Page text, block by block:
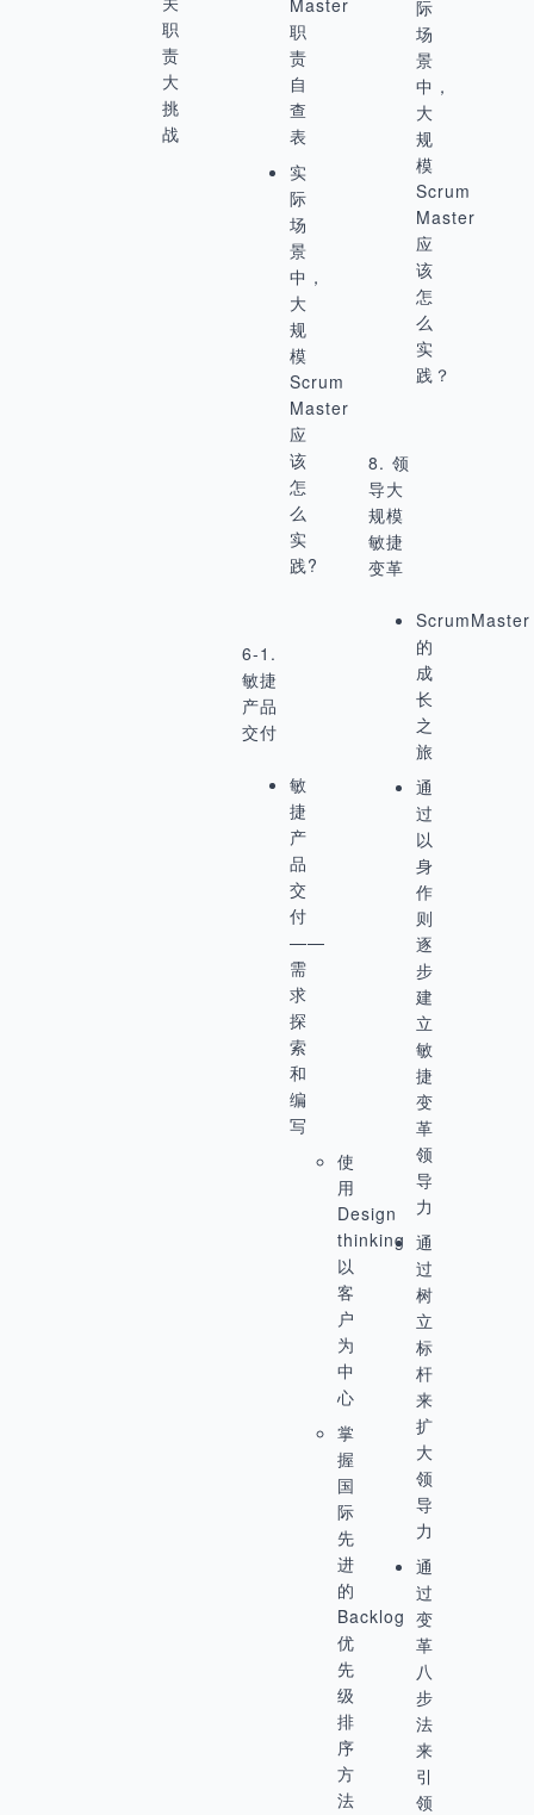
职
责
大
挑
战
Master
职
责
自
查
表
实
际
场
景
中，
大
规
模
Scrum
Master
应
该
怎
么
实
践?
6-1.
敏捷
产品
交付
敏
捷
产
品
交
付
——
需
求
探
索
和
编
写
使
用
Design
thinking
以
客
户
为
中
心
掌
握
国
际
先
进
的
Backlog
优
先
级
排
序
方
法
际
场
景
中，
大
规
模
Scrum
Master
应
该
怎
么
实
践？
8. 领
导大
规模
敏捷
变革
ScrumMaster
的
成
长
之
旅
通
过
以
身
作
则
逐
步
建
立
敏
捷
变
革
领
导
力
通
过
树
立
标
杆
来
扩
大
领
导
力
通
过
变
革
八
步
法
来
引
领